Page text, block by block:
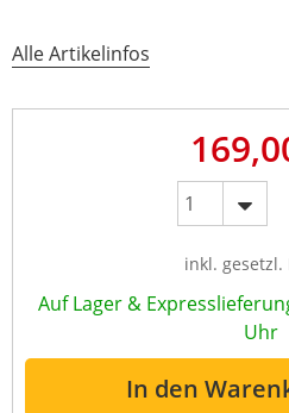
Alle Artikelinfos
inkl. gesetzl.
Auf Lager &
Uhr
In den